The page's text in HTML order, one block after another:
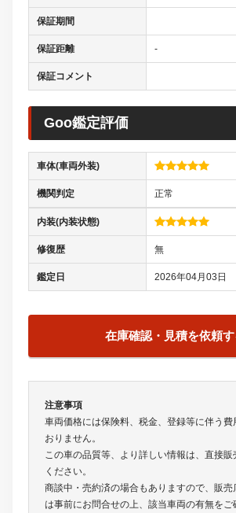
保証期間
保証距離 -
保証コメント
Goo鑑定評価
車体(車両外装)
機関判定 正常
内装(内装状態)
修復歴 無
鑑定日 2026年04月03日
在庫確認・見積を依頼す
注意事項
車両価格には保険料、税金、登録等に伴う費
おりません。
この車の品質等、より詳しい情報は、直接
ください。
商談中・売約済の場合もありますので、販売
は事前にお問合せの上、該当車両の有無をご